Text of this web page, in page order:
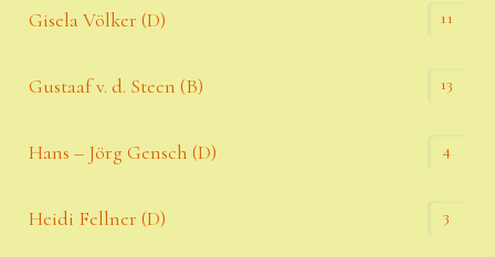
Gisela Völker (D) 11
Gustaaf v. d. Steen (B) 13
Hans – Jörg Gensch (D) 4
Heidi Fellner (D) 3